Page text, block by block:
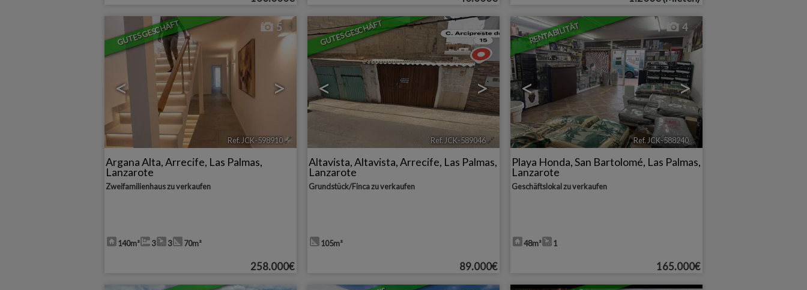
GUTES GESCHÄFT
< >
5
Ref. JCK-598910🔗
Argana Alta,Arrecife, Las Palmas,
Lanzarote
Zweifamilienhaus zu verkaufen
140m² 3 3 70m²
258.000€
GUTES GESCHÄFT
< >
2
Ref. JCK-589046🔗
Altavista,Altavista,Arrecife, Las Palmas,
Lanzarote
Grundstück/Finca zu verkaufen
105m²
89.000€
RENTABILITÄT
< >
4
Ref. JCK-588240 🔗
Playa Honda,San Bartolomé, Las Palmas,
Lanzarote
Geschäftslokal zu verkaufen
48m² 1
165.000€